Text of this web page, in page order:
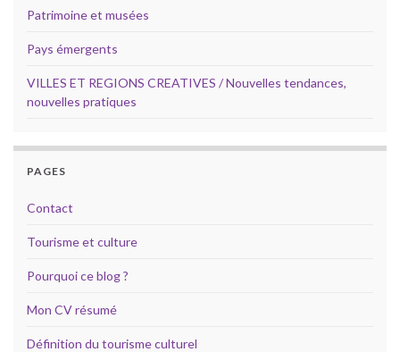
Patrimoine et musées
Pays émergents
VILLES ET REGIONS CREATIVES / Nouvelles tendances,
nouvelles pratiques
PAGES
Contact
Tourisme et culture
Pourquoi ce blog ?
Mon CV résumé
Définition du tourisme culturel